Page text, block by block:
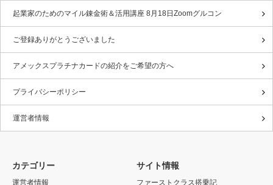
起業家のためのマイル錬金術＆活用講座 8月18日Zoomグルコン
ご登録ありがとうございました
アメックスプラチナカードの紹介をご希望の方へ
プライバシーポリシー
運営者情報
カテゴリー
運営者情報
サイト情報
ファーストクラス搭乗記